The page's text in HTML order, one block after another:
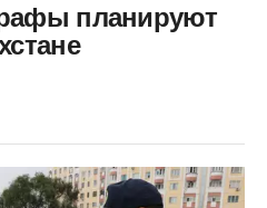
планируют